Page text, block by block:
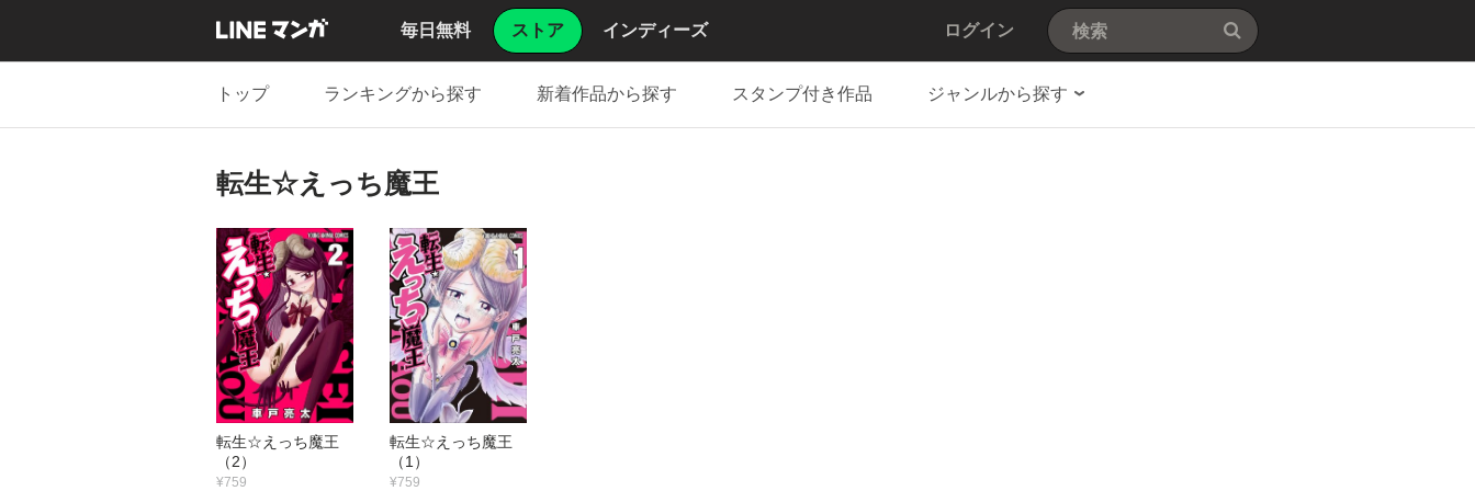
毎日無料 ストア インディーズ ログイン
トップ ランキングから探す 新着作品から探す スタンプ付き作品 ジャンルから探す
転生☆えっち魔王
転生☆えっち魔王
（2）
¥759
転生☆えっち魔王
（1）
¥759